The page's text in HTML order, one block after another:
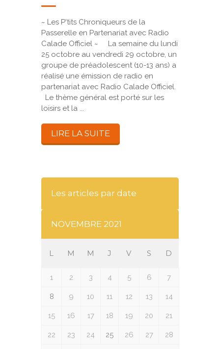
~ Les P'tits Chroniqueurs de la
Passerelle en Partenariat avec Radio
Calade Officiel ~ La semaine du lundi
25 octobre au vendredi 29 octobre, un
groupe de préadolescent (10-13 ans) a
réalisé une émission de radio en
partenariat avec Radio Calade Officiel.
Le thème général est porté sur les
loisirs et la ...
LIRE LA SUITE
Les articles par date
NOVEMBRE 2021
L M M J V S D
1 2 3 4 5 6 7
8 9 10 11 12 13 14
15 16 17 18 19 20 21
22 23 24 25 26 27 28